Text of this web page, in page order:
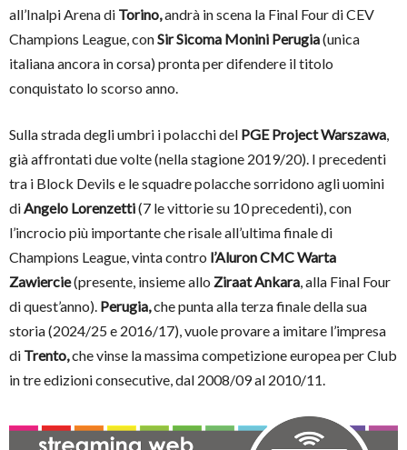
all’Inalpi Arena di Torino,andrà in scena la Final Four di CEV
Champions League, conSir Sicoma Monini Perugia(unica
italiana ancora in corsa) pronta per difendere il titolo
conquistato lo scorso anno.
Sulla strada degli umbri i polacchi del PGE Project Warszawa,
già affrontati due volte (nella stagione 2019/20). I precedenti
tra i Block Devils e le squadre polacche sorridono agli uomini
diAngelo Lorenzetti(7 le vittorie su 10 precedenti), con
l’incrocio più importante che risale all’ultima finale di
Champions League, vinta contro l’Aluron CMC Warta
Zawiercie(presente, insieme allo Ziraat Ankara, alla Final Four
di quest’anno). Perugia,che punta alla terza finale della sua
storia (2024/25 e 2016/17), vuole provare a imitare l’impresa
di Trento,che vinse la massima competizione europea per Club
in tre edizioni consecutive, dal 2008/09 al 2010/11.